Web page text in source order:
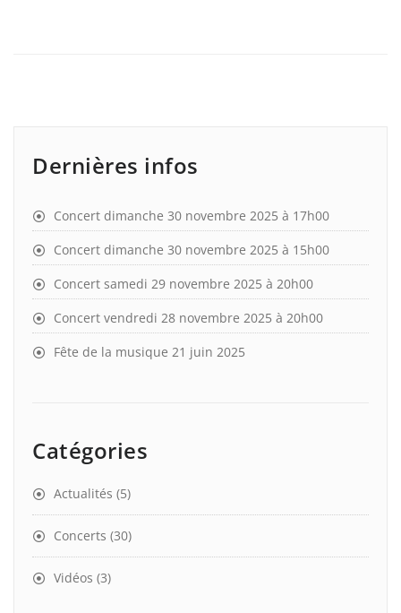
Dernières infos
Concert dimanche 30 novembre 2025 à 17h00
Concert dimanche 30 novembre 2025 à 15h00
Concert samedi 29 novembre 2025 à 20h00
Concert vendredi 28 novembre 2025 à 20h00
Fête de la musique 21 juin 2025
Catégories
Actualités (5)
Concerts (30)
Vidéos (3)